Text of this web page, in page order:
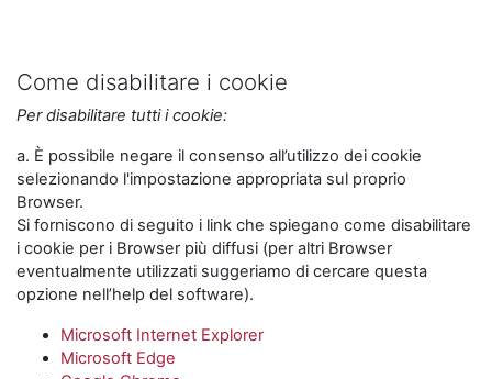
Come disabilitare i cookie
Per disabilitare tutti i cookie:
a. È possibile negare il consenso all’utilizzo dei cookie
selezionando l'impostazione appropriata sul proprio
Browser.
Si forniscono di seguito i link che spiegano come disabilitare
i cookie per i Browser più diffusi (per altri Browser
eventualmente utilizzati suggeriamo di cercare questa
opzione nell’help del software).
Microsoft Internet Explorer
Microsoft Edge